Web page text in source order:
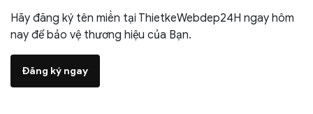
Hãy đăng ký tên miền tại ThietkeWebdep24H ngay hôm
nay để bảo vệ thương hiệu của Bạn.
Đăng ký ngay